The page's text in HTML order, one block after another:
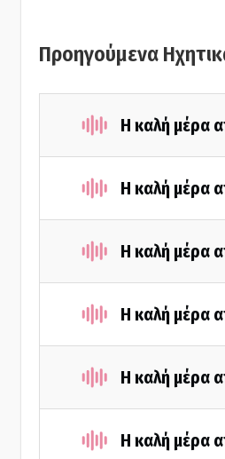
Προηγούμενα
Η καλή μέρα
Η καλή μέρα
Η καλή μέρα
Η καλή μέρα
Η καλή μέρα
Η καλή μέρα